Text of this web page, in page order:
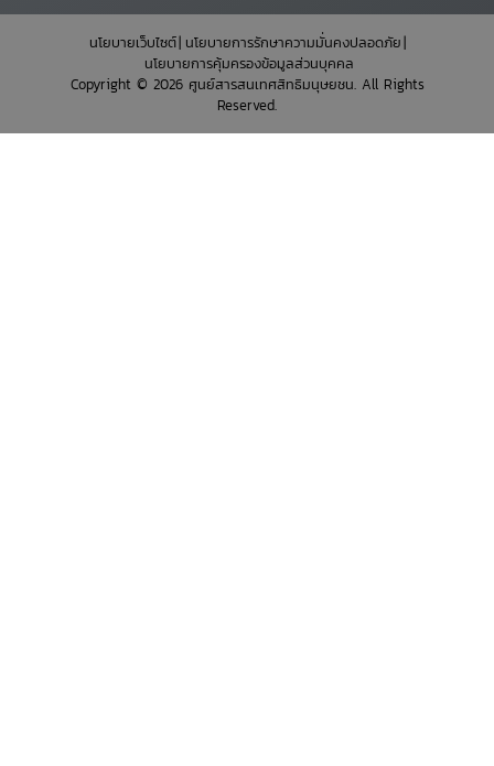
นโยบายเว็บไซต์ นโยบายการรักษาความมั่นคงปลอดภัย
นโยบายการคุ้มครองข้อมูลส่วนบุคคล
Copyright © 2026 ศูนย์สารสนเทศสิทธิมนุษยชน. All Rights
Reserved.